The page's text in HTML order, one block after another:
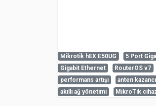
Özellikler
Detaylar
admin
6-8-2026
Henüz cevaplanmış soru
Mikrotik hEX E50UG 5 Port
Gigabit Ethernet
RouterOS v7
performans artışı
anten kazancı
akıllı ağ yönetimi
MikroTik